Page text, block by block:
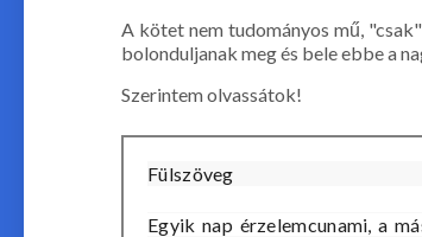
A kötet nem tudományos mű,
bolonduljanak meg és bele ebbe a
Szerintem olvassátok!
Fülszöveg
Egyik ​nap érzelemcunami, a